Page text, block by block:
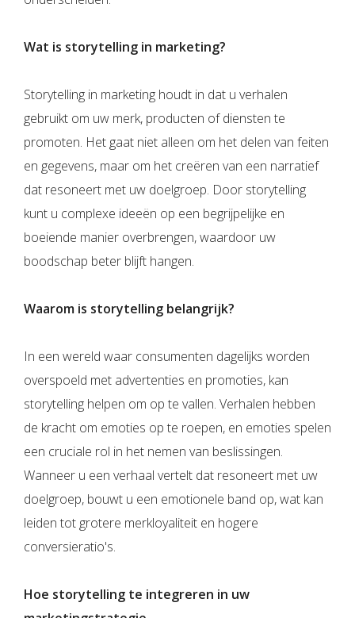
Wat is storytelling in marketing?
Storytelling in marketing houdt in dat u verhalen
gebruikt om uw merk, producten of diensten te
promoten. Het gaat niet alleen om het delen van feiten
en gegevens, maar om het creëren van een narratief
dat resoneert met uw doelgroep. Door storytelling
kunt u complexe ideeën op een begrijpelijke en
boeiende manier overbrengen, waardoor uw
boodschap beter blijft hangen.
Waarom is storytelling belangrijk?
In een wereld waar consumenten dagelijks worden
overspoeld met advertenties en promoties, kan
storytelling helpen om op te vallen. Verhalen hebben
de kracht om emoties op te roepen, en emoties spelen
een cruciale rol in het nemen van beslissingen.
Wanneer u een verhaal vertelt dat resoneert met uw
doelgroep, bouwt u een emotionele band op, wat kan
leiden tot grotere merkloyaliteit en hogere
conversieratio's.
Hoe storytelling te integreren in uw